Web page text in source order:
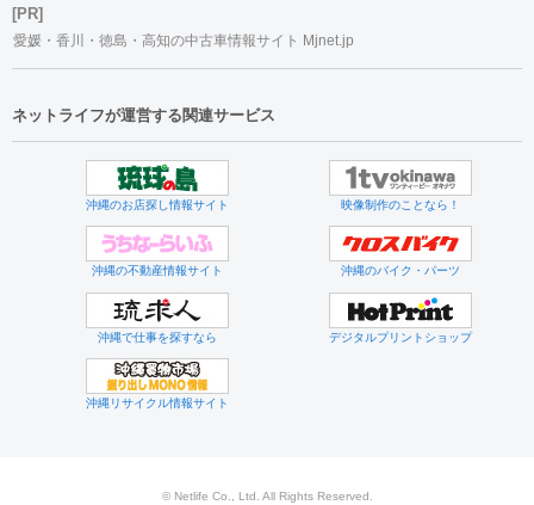
[PR]
愛媛・香川・徳島・高知の中古車情報サイト Mjnet.jp
ネットライフが運営する関連サービス
沖縄のお店探し情報サイト 映像制作のことなら！
沖縄の不動産情報サイト 沖縄のバイク・パーツ
沖縄で仕事を探すなら デジタルプリントショップ
沖縄リサイクル情報サイト
© Netlife Co., Ltd. All Rights Reserved.